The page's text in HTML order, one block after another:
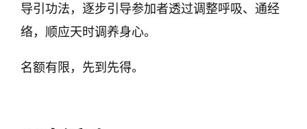
导引功法，逐步引导参加者透过调整呼吸、通经
络，顺应天时调养身心。
名额有限，先到先得。